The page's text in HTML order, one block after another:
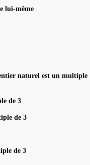
lui-même
naturel est un multiple
de 3
de 3
de 3